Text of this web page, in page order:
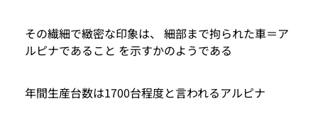
その繊細で緻密な印象は、 細部まで拘られた車＝ア
ルピナであること を示すかのようである
年間生産台数は1700台程度と言われるアルピナ